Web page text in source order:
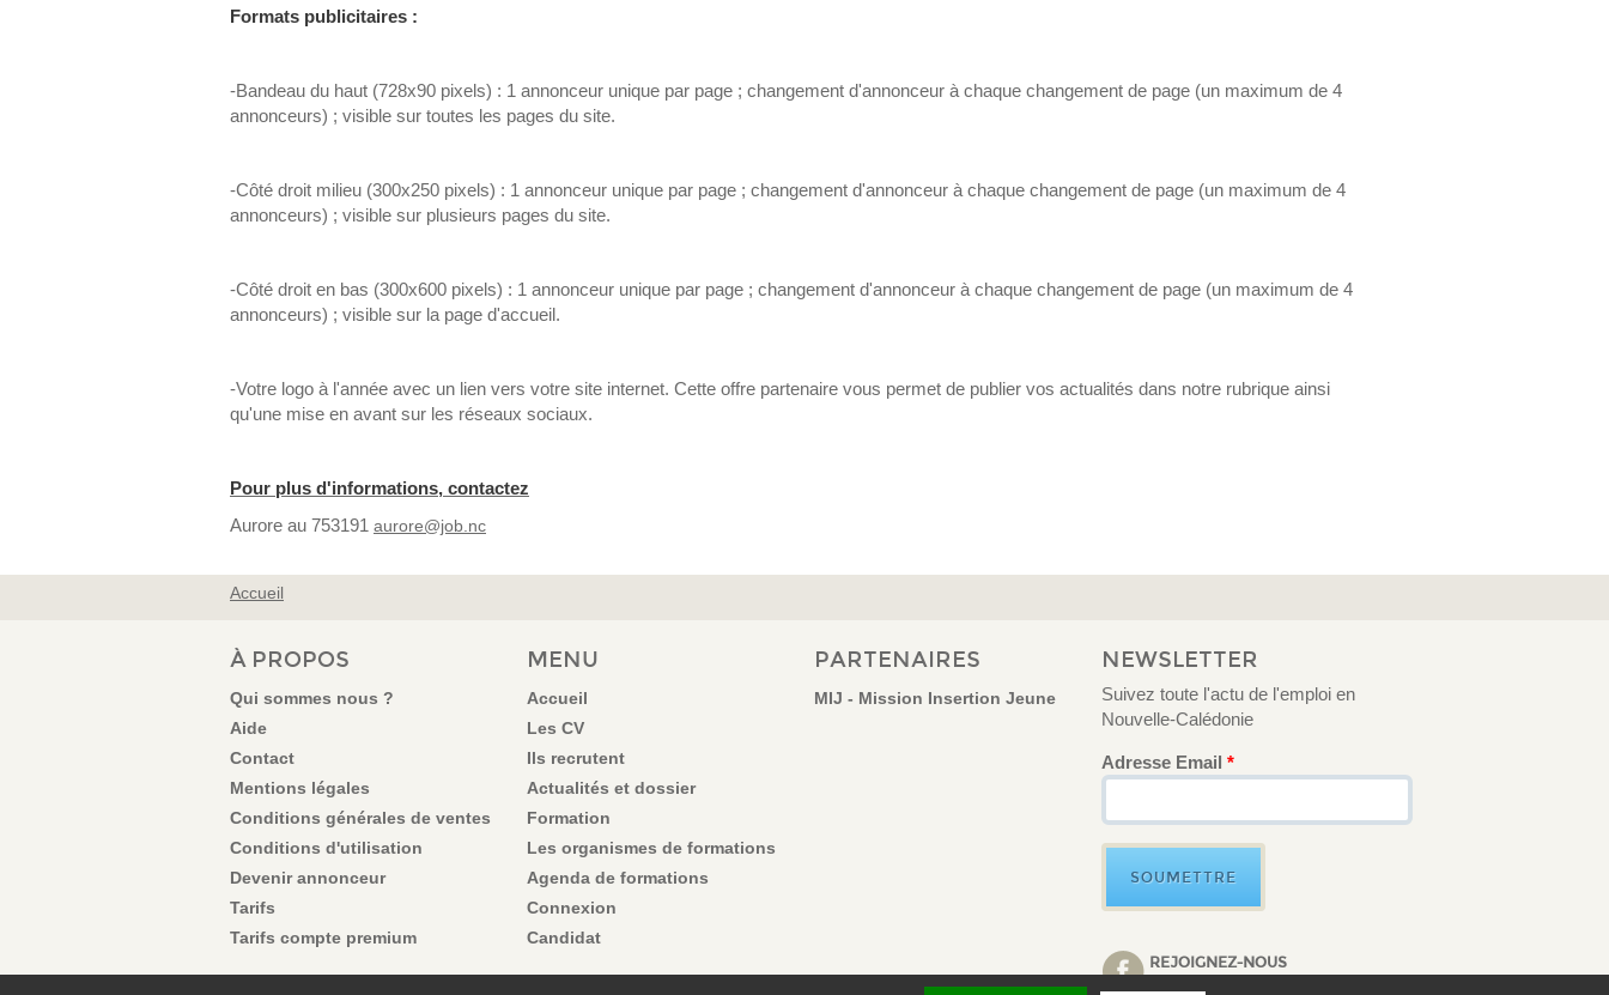
Formats publicitaires :
-Bandeau du haut (728x90 pixels) : 1 annonceur unique par page ; changement d'annonceur à chaque changement de page (un maximum de 4
annonceurs) ; visible sur toutes les pages du site.
-Côté droit milieu (300x250 pixels) : 1 annonceur unique par page ; changement d'annonceur à chaque changement de page (un maximum de 4
annonceurs) ; visible sur plusieurs pages du site.
-Côté droit en bas (300x600 pixels) : 1 annonceur unique par page ; changement d'annonceur à chaque changement de page (un maximum de 4
annonceurs) ; visible sur la page d'accueil.
-Votre logo à l'année avec un lien vers votre site internet. Cette offre partenaire vous permet de publier vos actualités dans notre rubrique ainsi
qu'une mise en avant sur les réseaux sociaux.
Pour plus d'informations, contactez
Aurore au 753191 aurore@job.nc
VOUS ÊTES ICI
Accueil
À PROPOS
Qui sommes nous ?
Aide
Contact
Mentions légales
Conditions générales de ventes
Conditions d'utilisation
Devenir annonceur
Tarifs
Tarifs compte premium
MENU
Accueil
Les CV
Ils recrutent
Actualités et dossier
Formation
Les organismes de formations
Agenda de formations
Connexion
Candidat
PARTENAIRES
MIJ - Mission Insertion Jeune
NEWSLETTER
Suivez toute l'actu de l'emploi en
Nouvelle-Calédonie
Adresse Email *
REJOIGNEZ-NOUS